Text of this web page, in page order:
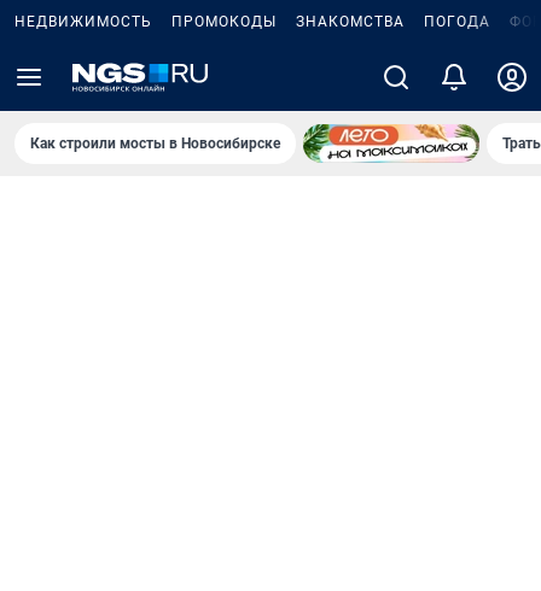
НЕДВИЖИМОСТЬ ПРОМОКОДЫ ЗНАКОМСТВА ПОГОДА
Как строили мосты в Новосибирске